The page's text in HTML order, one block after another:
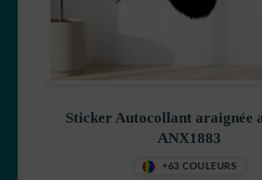
Sticker Autocollant araignée
ANX1883
+63 COULEURS